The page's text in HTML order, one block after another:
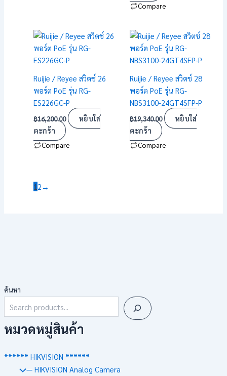
ค้นหา
หมวดหมู่สินค้า
****** HIKVISION ******
— HIKVISION Analog Camera
Compare
Ruijie / Reyee สวิตช์ 26
พอร์ต PoE รุ่น RG-
ES226GC-P
฿16,200.00
หยิบใส่
ตะกร้า
Compare
Ruijie / Reyee สวิตช์ 28
พอร์ต PoE รุ่น RG-
NBS3100-24GT4SFP-P
฿19,340.00
หยิบใส่
ตะกร้า
Compare
1 2 →